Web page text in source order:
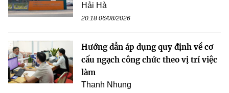
Hải Hà
20:18 06/08/2026
Hướng dẫn áp dụng quy định về cơ
cấu ngạch công chức theo vị trí việc
làm
Thanh Nhung